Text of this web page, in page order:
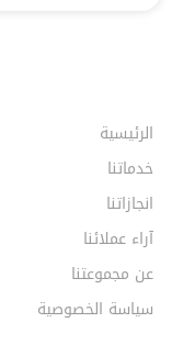
الرئيسية
خدماتنا
انجازاتنا
آراء عملائنا
عن مجموعتنا
سياسة الخصوصية